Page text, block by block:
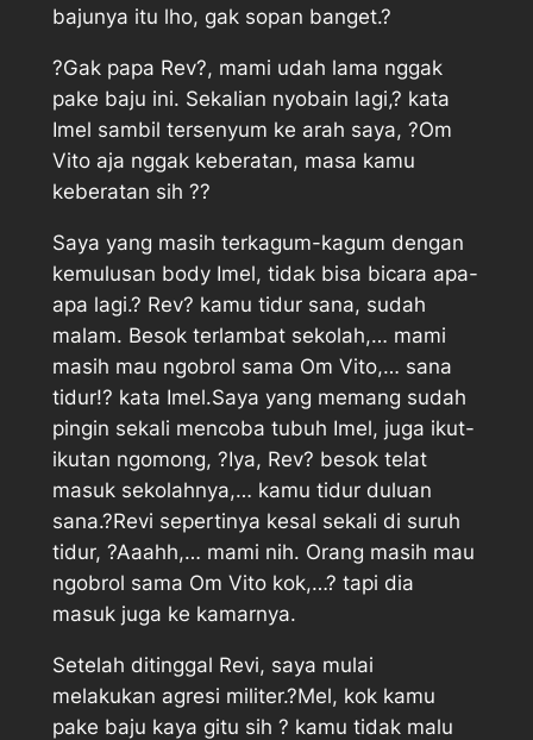
bajunya itu lho, gak sopan banget.?
?Gak papa Rev?, mami udah lama nggak
pake baju ini. Sekalian nyobain lagi,? kata
Imel sambil tersenyum ke arah saya, ?Om
Vito aja nggak keberatan, masa kamu
keberatan sih ??
Saya yang masih terkagum-kagum dengan
kemulusan body Imel, tidak bisa bicara apa-
apa lagi.? Rev? kamu tidur sana, sudah
malam. Besok terlambat sekolah,… mami
masih mau ngobrol sama Om Vito,… sana
tidur!? kata Imel.Saya yang memang sudah
pingin sekali mencoba tubuh Imel, juga ikut-
ikutan ngomong, ?Iya, Rev? besok telat
masuk sekolahnya,… kamu tidur duluan
sana.?Revi sepertinya kesal sekali di suruh
tidur, ?Aaahh,… mami nih. Orang masih mau
ngobrol sama Om Vito kok,…? tapi dia
masuk juga ke kamarnya.
Setelah ditinggal Revi, saya mulai
melakukan agresi militer.?Mel, kok kamu
pake baju kaya gitu sih ? kamu tidak malu